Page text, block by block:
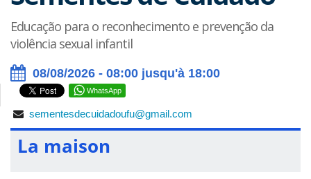
Educação para o reconhecimento e prevenção da
violência sexual infantil
08/08/2026 - 08:00 jusqu'à 18:00
WhatsApp
sementesdecuidadoufu@gmail.com
La maison